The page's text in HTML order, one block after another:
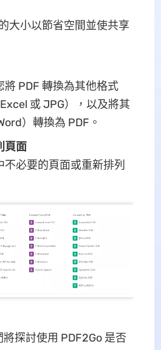
大小以節省空間並使共享
將 PDF 轉換為其他格式
Excel 或 JPG），以及將其
）轉換為 PDF。
頁面
必要的頁面或重新排列
探討使用 PDF2Go 是否